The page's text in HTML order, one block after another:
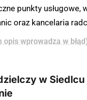
punkty usługowe,
oraz kancelaria
opis wprowadza w
w